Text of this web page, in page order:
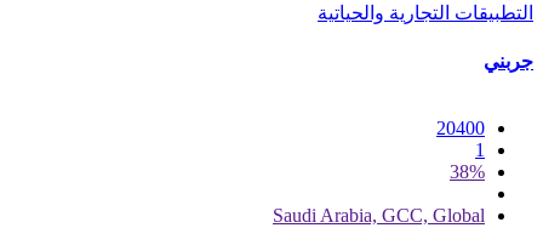
التطبيقات التجارية والحياتية
جربني
20400
1
38%
Saudi Arabia, GCC, Global